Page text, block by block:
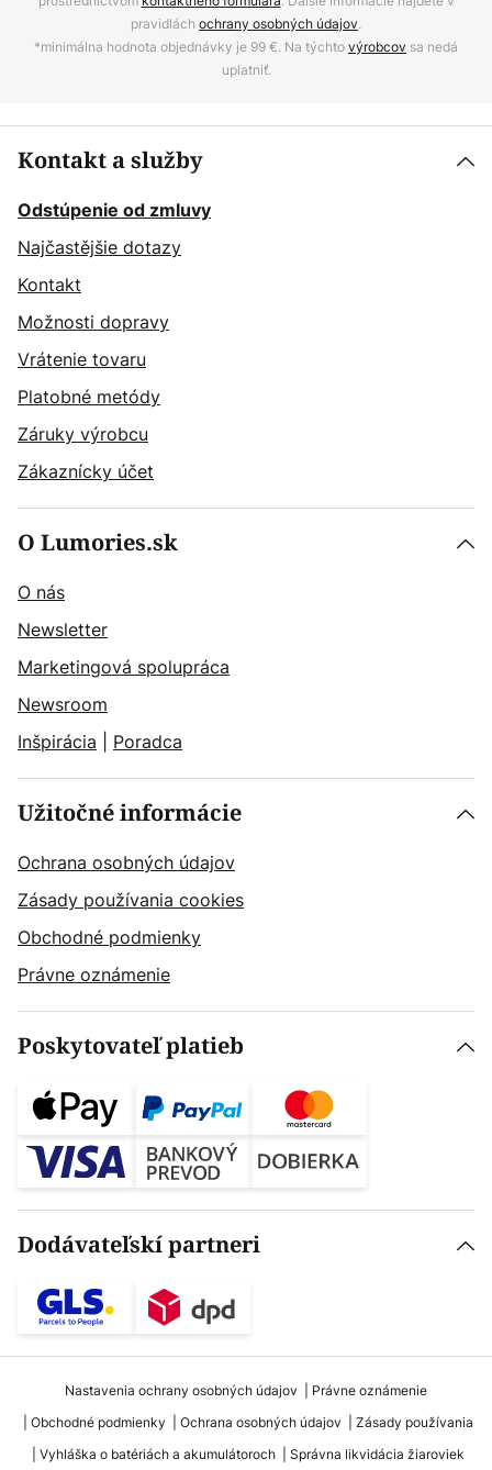
pravidlách ochrany osobných údajov.
*minimálna hodnota objednávky je 99 €. Na týchtovýrobcov sa nedá
uplatniť.
Kontakt a služby
Odstúpenie od zmluvy
Najčastějšie dotazy
Kontakt
Možnosti dopravy
Vrátenie tovaru
Platobné metódy
Záruky výrobcu
Zákaznícky účet
O Lumories.sk
O nás
Newsletter
Marketingová spolupráca
Newsroom
Inšpirácia
Poradca
Užitočné informácie
Ochrana osobných údajov
Zásady používania cookies
Obchodné podmienky
Právne oznámenie
Poskytovateľ platieb
Dodávateľskí partneri
Nastavenia ochrany osobných údajov
Právne oznámenie
Obchodné podmienky
Ochrana osobných údajov
Zásady používania
Vyhláška o batériách a akumulátoroch
Správna likvidácia žiaroviek